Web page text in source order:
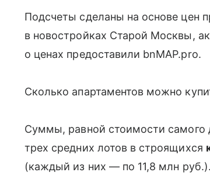
Подсчеты сделаны на основе цен
в новостройках Старой Москвы,
о ценах предоставили bnMAP.pro.
Сколько апартаментов можно
Суммы, равной стоимости самого
трех средних лотов в строящихся
(каждый из них — по 11,8 млн руб.).